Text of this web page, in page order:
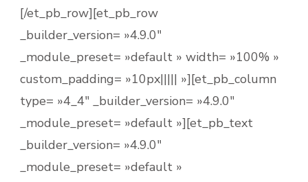
[/et_pb_row][et_pb_row
_builder_version= »4.9.0″
_module_preset= »default » width= »100% »
custom_padding= »10px||||| »][et_pb_column
type= »4_4″ _builder_version= »4.9.0″
_module_preset= »default »][et_pb_text
_builder_version= »4.9.0″
_module_preset= »default »